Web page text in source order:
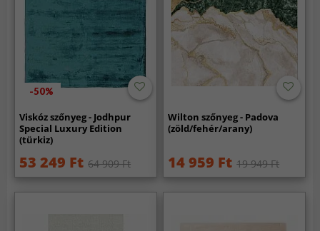
-50%
Viskóz szőnyeg - Jodhpur
Special Luxury Edition
(türkiz)
53 249 Ft 64 909 Ft
Wilton szőnyeg - Padova
(zöld/fehér/arany)
14 959 Ft 19 949 Ft